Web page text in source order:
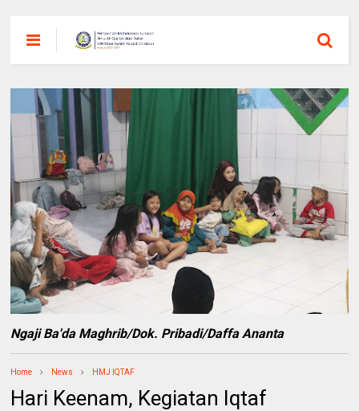
Ngaji Ba'da Maghrib/Dok. Pribadi/Daffa Ananta
Home News HMJ IQTAF
Hari Keenam, Kegiatan Iqtaf